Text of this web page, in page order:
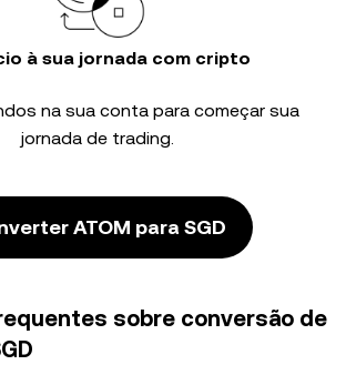
à sua jornada com cripto
na sua conta para começar sua
jornada de trading.
ATOM para SGD
sobre conversão de